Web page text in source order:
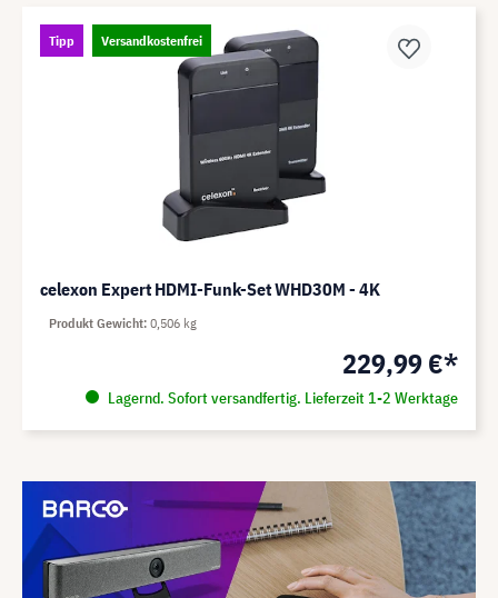
Tipp Versandkostenfrei
celexon Expert HDMI-Funk-Set WHD30M - 4K
229,99 €*
Lagernd. Sofort versandfertig. Lieferzeit 1-2 Werktage
Produkt Gewicht 0,506 kg